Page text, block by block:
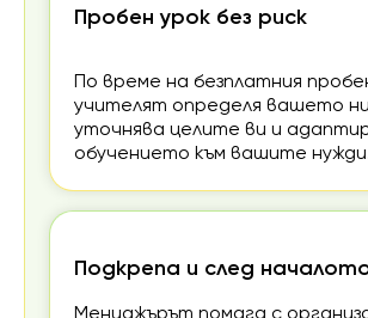
Пробен урок без риск
По време на безплатния
учителят определя вашето
уточнява целите ви и
обучението към вашите
Подкрепа и след